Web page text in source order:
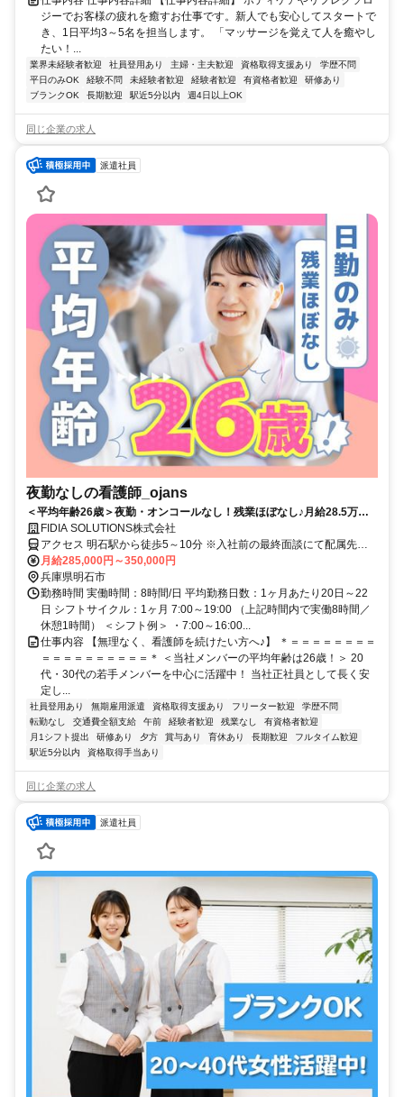
ジーでお客様の疲れを癒すお仕事です。新人でも安心してスタートで
き、1日平均3～5名を担当します。 「マッサージを覚えて人を癒やし
たい！...
業界未経験者歓迎 社員登用あり 主婦・主夫歓迎 資格取得支援あり
学歴不問
平日のみOK
経験不問 未経験者歓迎 経験者歓迎 有資格者歓迎
研修あり
ブランクOK
長期歓迎 駅近5分以内 週4日以上OK
同じ企業の求人
派遣社員
夜勤なしの看護師_ojans
＜平均年齢26歳＞夜勤・オンコールなし！残業ほぼなし♪月給28.5万円
～・昇給年2回・賞与年2回★初年度は賞与年3回★20代・30代の若手メ
ンバーが中心に活躍中！当社正社員として安定して働ける好環境◎
FIDIA SOLUTIONS株式会社
アクセス 明石駅から徒歩5～10分 ※入社前の最終面談にて配属先を
決定致します。
月給285,000円～350,000円
兵庫県明石市
勤務時間 実働時間：8時間/日 平均勤務日数：1ヶ月あたり20日～22
日 シフトサイクル：1ヶ月 7:00～19:00 （上記時間内で実働8時間／
休憩1時間） ＜シフト例＞ ・7:00～16:00...
仕事内容 【無理なく、看護師を続けたい方へ♪】 ＊＝＝＝＝＝＝＝＝
＝＝＝＝＝＝＝＝＝＝＊ ＜当社メンバーの平均年齢は26歳！＞ 20
代・30代の若手メンバーを中心に活躍中！ 当社正社員として長く安
定し...
社員登用あり 無期雇用派遣 資格取得支援あり フリーター歓迎
学歴不問
転勤なし
交通費全額支給 午前 経験者歓迎 残業なし
有資格者歓迎
月1シフト提出
研修あり 夕方 賞与あり 育休あり 長期歓迎
フルタイム歓迎
駅近5分以内
資格取得手当あり
同じ企業の求人
派遣社員